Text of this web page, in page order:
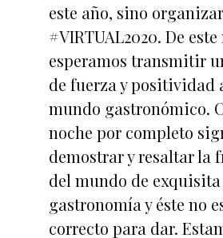
este año, sino
#VIRTUAL2020. De
esperamos transmitir
de fuerza y ​​positividad
mundo gastronómico.
noche por completo
demostrar y resaltar la
del mundo de exquisita
gastronomía y éste no
correcto para dar.